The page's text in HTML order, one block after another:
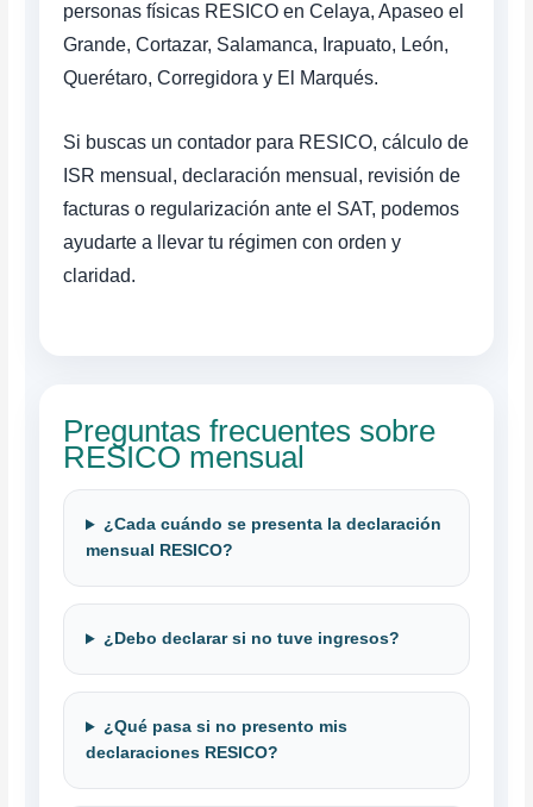
personas físicas RESICO en Celaya, Apaseo el
Grande, Cortazar, Salamanca, Irapuato, León,
Querétaro, Corregidora y El Marqués.
Si buscas un contador para RESICO, cálculo de
ISR mensual, declaración mensual, revisión de
facturas o regularización ante el SAT, podemos
ayudarte a llevar tu régimen con orden y
claridad.
Preguntas frecuentes sobre
RESICO mensual
¿Cada cuándo se presenta la declaración
mensual RESICO?
¿Debo declarar si no tuve ingresos?
¿Qué pasa si no presento mis
declaraciones RESICO?